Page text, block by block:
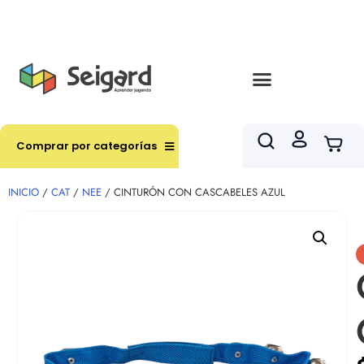
Comprar por categorías
INICIO / CAT / NEE / CINTURÓN CON CASCABELES AZUL